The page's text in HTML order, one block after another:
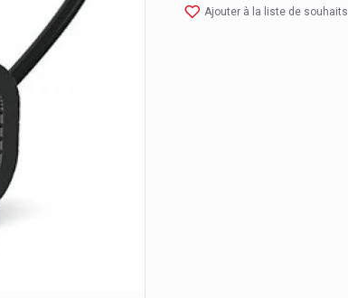
Ajouter à la liste de souhaits